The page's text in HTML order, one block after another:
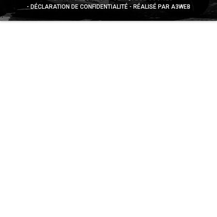
DÉCLARATION DE CONFIDENTIALITÉ
RÉALISÉ PAR A3WEB